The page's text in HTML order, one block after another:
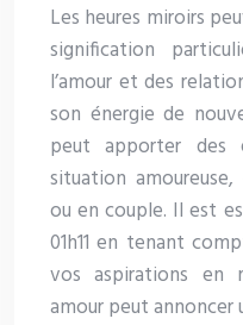
Les heures miroirs
signification
l’amour et des
son énergie de
peut apporter des
situation
ou en couple. Il est
01h11 en tenant
vos aspirations en
amour peut annoncer